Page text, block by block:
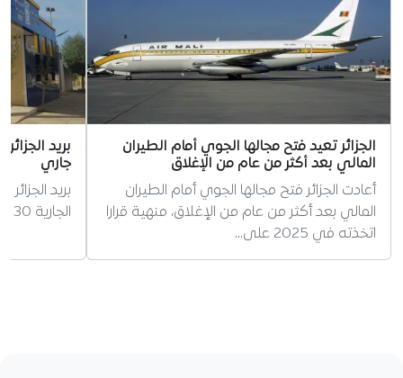
الجزائر تعيد فتح مجالها الجوي أمام الطيران
المالي بعد أكثر من عام من الإغلاق
أعادت الجزائر فتح مجالها الجوي أمام الطيران
المالي بعد أكثر من عام من الإغلاق، منهية قرارا
اتخذته في 2025 على…
جاري
بريد
الجارية 30 مليون حساب